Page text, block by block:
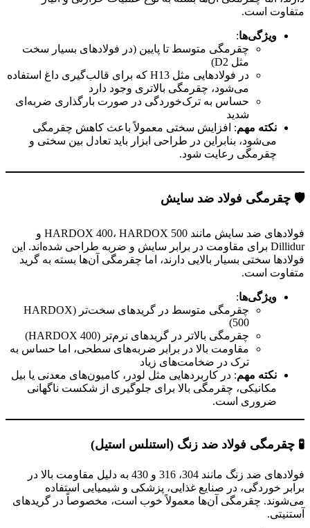
متفاوت است.
ویژگی‌ها:
چقرمگی متوسط تا پایین (در فولادهای بسیار سخت
مثل D2)
در فولادهایی مثل H13 که برای قالب‌گیری داغ استفاده
می‌شود، چقرمگی بالاتری وجود دارد
حساس به ترک‌خوردگی در صورت بارگذاری ضربه‌ای
شدید
نکته مهم: افزایش سختی معمولاً باعث کاهش چقرمگی
می‌شود، بنابراین در طراحی ابزار باید تعادل بین سختی و
چقرمگی رعایت شود.
🛡 چقرمگی فولاد ضد سایش
فولادهای ضد سایش مانند HARDOX 400، HARDOX 500 و
Dillidur برای مقاومت در برابر سایش و ضربه طراحی شده‌اند. این
فولادها سختی بسیار بالایی دارند، اما چقرمگی آن‌ها بسته به گرید
متفاوت است.
ویژگی‌ها:
چقرمگی متوسط در گریدهای سخت‌تر (HARDOX
500)
چقرمگی بالاتر در گریدهای نرم‌تر (HARDOX 400)
مقاومت بالا در برابر ضربه‌های سطحی، اما حساس به
ترک در ضخامت‌های زیاد
نکته مهم: در کاربردهایی مثل لودر، کامیون‌های معدنی یا بیل
مکانیکی، چقرمگی بالا برای جلوگیری از شکست ناگهانی
ضروری است.
🧪 چقرمگی فولاد ضد زنگ (استنلس استیل)
فولادهای ضد زنگ مانند 304، 316 و 430 به دلیل مقاومت بالا در
برابر خوردگی، در صنایع غذایی، پزشکی و شیمیایی استفاده
می‌شوند. چقرمگی آن‌ها معمولاً خوب است، مخصوصاً در گریدهای
آستنیتی.